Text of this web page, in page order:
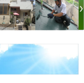
ショールーム
のご紹介